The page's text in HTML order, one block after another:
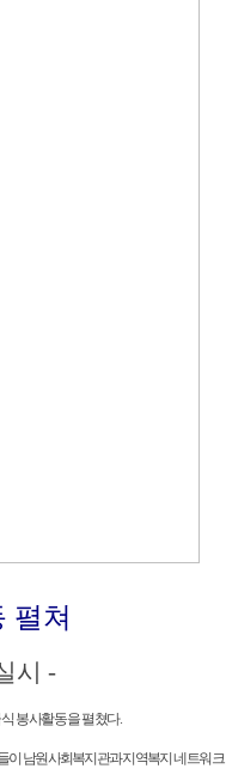
펼쳐
시 -
봉사활동을 펼쳤다.
이 남원사회복지관과 지역복지 네트워크